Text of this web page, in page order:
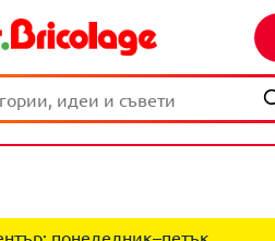
понеделник–петък